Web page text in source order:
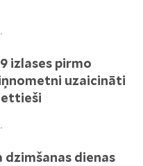
izlases pirmo
uzaicināti
dzimšanas dienas